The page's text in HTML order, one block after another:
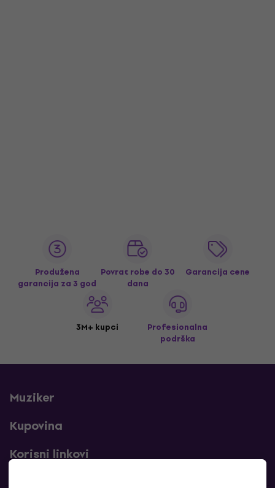
Produžena
garancija za 3 god
Povrat robe do 30
dana
Garancija cene
3M+ kupci
Profesionalna
podrška
Muziker
Kupovina
Korisni linkovi